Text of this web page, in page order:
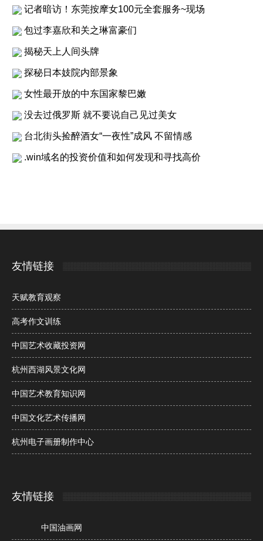
记者暗访！东莞按摩女100元全套服务~现场
包过李嘉欣和关之琳富豪们
揭秘天上人间头牌
探秘日本妓院内部景象
女性最开放的中东国家黎巴嫩
没去过俄罗斯 就不要说自己见过美女
台北街头捡醉酒女“一夜性”成风 不留情感
.win域名的投资价值和如何发现和寻找高价
友情链接
天赋教育观察
高考作文训练
中国艺术收藏投资网
杭州西湖风景文化网
中国艺术教育知识网
中国文化艺术传播网
杭州电子画册制作中心
友情链接
中国油画网